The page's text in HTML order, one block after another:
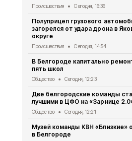
Происшествия Сегодня, 16:36
Полуприцеп грузового
загорелся от удара дрона в
округе
Происшествия Сегодня, 14:54
В Белгороде капитально
пять школ
Общество Сегодня, 12:23
Две белгородские команды
лучшими в ЦФО на «Зарнице
Общество Сегодня, 12:21
Музей команды КВН «Близкие»
в Белгороде